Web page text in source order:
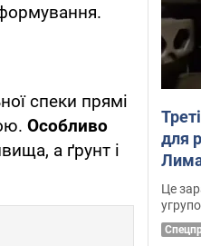
спеки прямі
Особливо
а ґрунт і
для
Це